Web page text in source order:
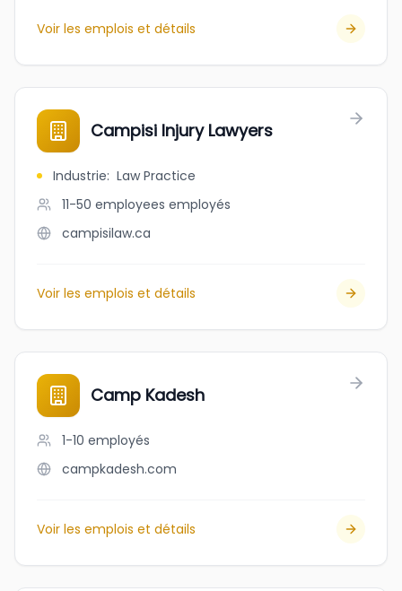
Voir les emplois et détails
Campisi Injury Lawyers
Industrie: Law Practice
11-50 employees employés
campisilaw.ca
Voir les emplois et détails
Camp Kadesh
1-10 employés
campkadesh.com
Voir les emplois et détails